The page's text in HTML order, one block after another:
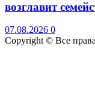
возглавит
07.08.2026 0
Copyright © Все